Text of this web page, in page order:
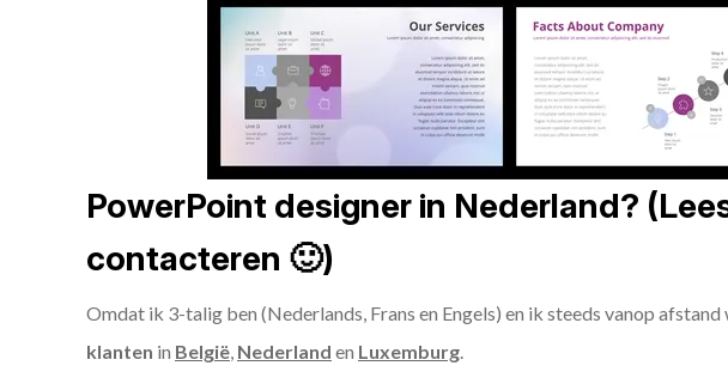
PowerPoint designer in Nederland?
contacteren 🙂)
Omdat ik 3-talig ben (Nederlands, Frans en Engels) en ik steeds vanop
klanten in België, Nederland en Luxemburg.